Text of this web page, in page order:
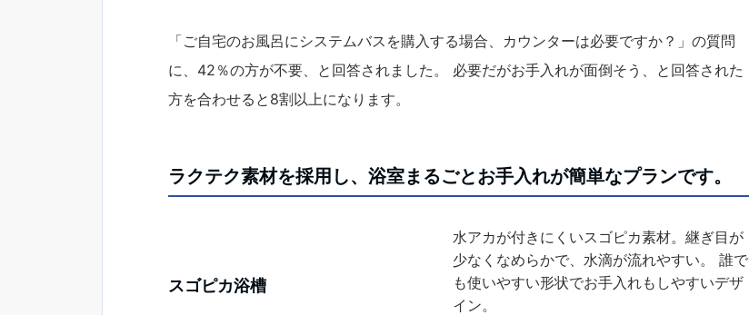
「ご自宅のお風呂にシステムバスを購入する場合、カウンターは必要ですか？」の質問
に、42％の方が不要、と回答されました。 必要だがお手入れが面倒そう、と回答された
方を合わせると8割以上になります。
ラクテク素材を採用し、浴室まるごとお手入れが簡単なプランです。
スゴピカ浴槽
水アカが付きにくいスゴピカ素材。継ぎ目が
少なくなめらかで、水滴が流れやすい。 誰で
も使いやすい形状でお手入れもしやすいデザ
イン。